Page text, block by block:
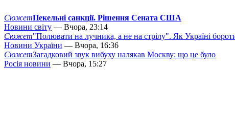
СюжетПекельні санкції. Рішення Сената США
Новини світу — Вчора, 23:14
Сюжет"Полювати на лучника, а не на стрілу". Як Україні
Новини України — Вчора, 16:36
СюжетЗагадковий звук вибуху налякав Москву: що це було
Росія новини — Вчора, 15:27